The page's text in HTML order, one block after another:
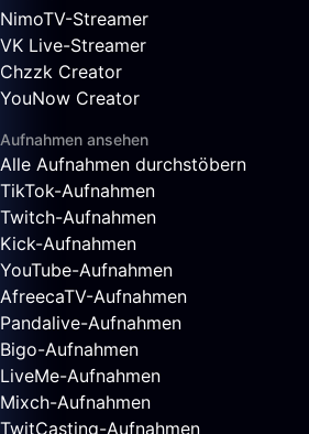
NimoTV-Streamer
VK Live-Streamer
Chzzk Creator
YouNow Creator
Aufnahmen ansehen
Alle Aufnahmen durchstöbern
TikTok-Aufnahmen
Twitch-Aufnahmen
Kick-Aufnahmen
YouTube-Aufnahmen
AfreecaTV-Aufnahmen
Pandalive-Aufnahmen
Bigo-Aufnahmen
LiveMe-Aufnahmen
Mixch-Aufnahmen
TwitCasting-Aufnahmen